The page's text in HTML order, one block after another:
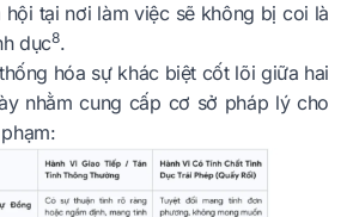
hội tại nơi làm việc sẽ không bị coi là
dục8.
hóa sự khác biệt cốt lõi giữa hai
nhằm cung cấp cơ sở pháp lý cho